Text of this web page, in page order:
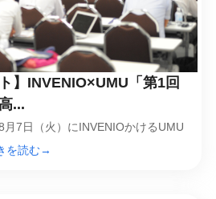
】INVENIO×UMU「第1回
...
7日（火）にINVENIOかけるUMU
を読む→